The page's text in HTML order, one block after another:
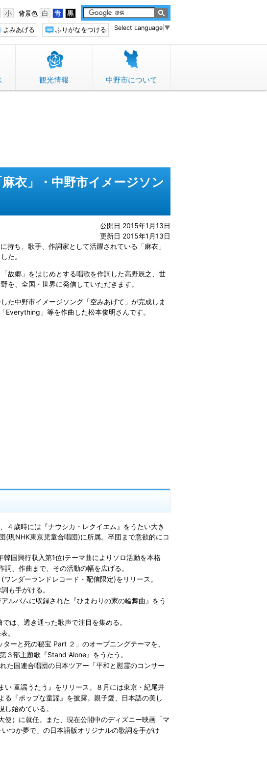
背景色 白 青 黒
小
Select Language ▼
ふりがなをつける
よみあげる
観光情報 中野市について
衣」・中野市イメージソン
公開日 2015年1月13日
更新日 2015年1月13日
ち、歌手、作詞家として活躍されている「麻衣」
た。
故郷」をはじめとする唱歌を作詞した高野辰之、世
を、全国・世界に発信していただきます。
た中野市イメージソング「空みあげて」が完成しま
」等を作曲した松本俊明さんです。
４歳時には『ナウシカ・レクイエム』をうたい大き
(現NHK東京児童合唱団)に所属。卒団まで意欲的にコ
国興行収入第1位)テーマ曲によりソロ活動を本格
、作曲まで、その活動の幅を広げる。
ンダーランドレコード・配信限定)をリリース。
も手がける。
ルバムに収録された『ひまわりの家の輪舞曲』をう
は、透き通った歌声で注目を集める。
。
ーと死の秘宝 Part ２」のオープニングテーマを、
３部主題歌『Stand Alone』をうたう。
た国連合唱団の日本ツアー「平和と慰霊のコンサー
童謡うたう』をリリース。８月には東京・紀尾井
『ポップな童謡』を披露。親子愛、日本語の美し
始めている。
）に就任。また、現在公開中のディズニー映画「マ
つか夢で」の日本語版オリジナルの歌詞を手がけ